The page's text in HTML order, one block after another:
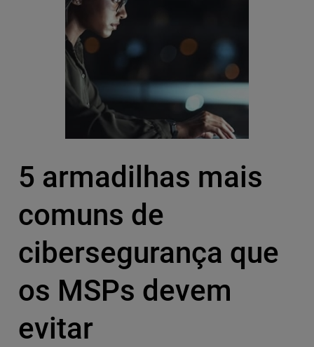
5 armadilhas mais
comuns de
cibersegurança que
os MSPs devem
evitar